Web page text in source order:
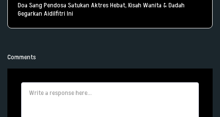
Doa Sang Pendosa Satukan Aktres Hebat, Kisah Wanita & Dadah
Gegarkan Aidilfitri Ini
Comments